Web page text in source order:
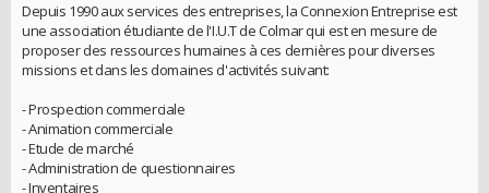
Depuis 1990 aux services des entreprises, la Connexion Entreprise est
une association étudiante de l'I.U.T de Colmar qui est en mesure de
proposer des ressources humaines à ces dernières pour diverses
missions et dans les domaines d'activités suivant:
- Prospection commerciale
- Animation commerciale
- Etude de marché
- Administration de questionnaires
- Inventaires